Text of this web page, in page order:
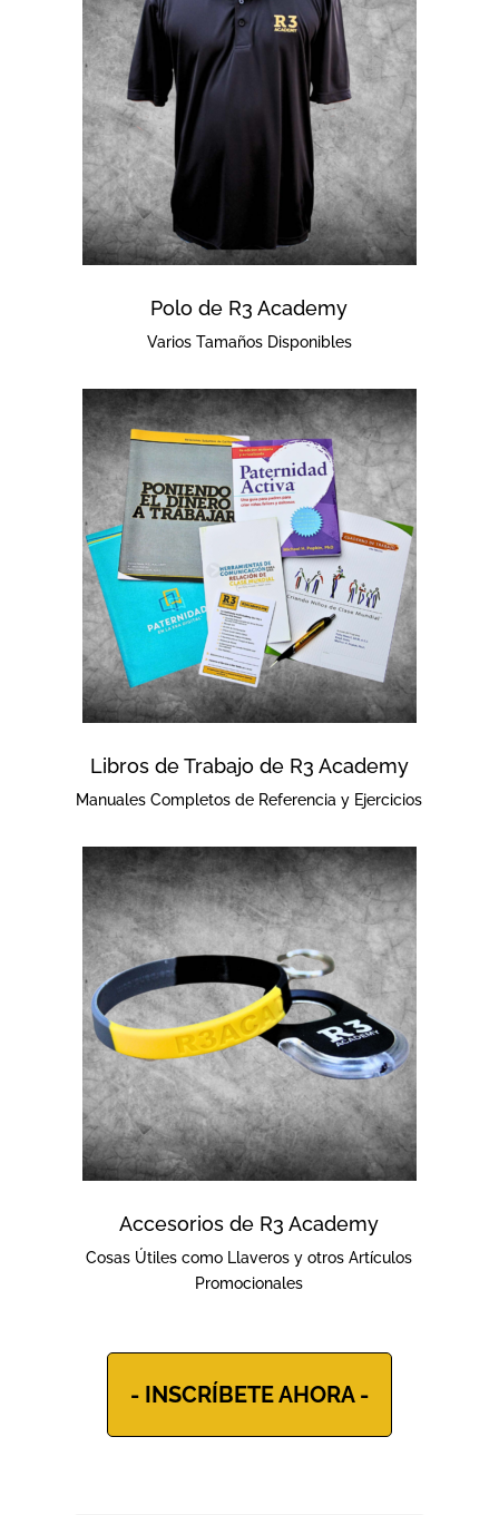
Polo de R3 Academy
Varios Tamaños Disponibles
Libros de Trabajo de R3 Academy
Manuales Completos de Referencia y Ejercicios
Accesorios de R3 Academy
Cosas Útiles como Llaveros y otros Artículos
Promocionales
- INSCRÍBETE AHORA -